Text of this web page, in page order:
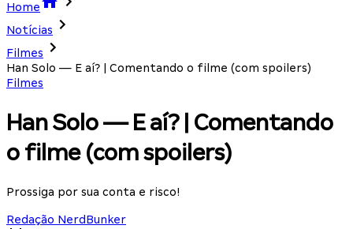
Home
Notícias
Filmes
Han Solo — E aí? | Comentando o filme (com spoilers)
Filmes
Han Solo — E aí? | Comentando
o filme (com spoilers)
Prossiga por sua conta e risco!
Redação NerdBunker